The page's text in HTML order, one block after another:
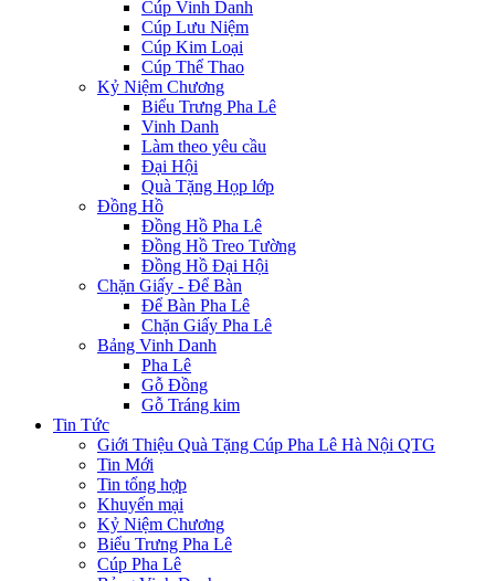
Cúp Vinh Danh
Cúp Lưu Niệm
Cúp Kim Loại
Cúp Thể Thao
Kỷ Niệm Chương
Biểu Trưng Pha Lê
Vinh Danh
Làm theo yêu cầu
Đại Hội
Quà Tặng Họp lớp
Đồng Hồ
Đồng Hồ Pha Lê
Đồng Hồ Treo Tường
Đồng Hồ Đại Hội
Chặn Giấy - Để Bàn
Để Bàn Pha Lê
Chặn Giấy Pha Lê
Bảng Vinh Danh
Pha Lê
Gỗ Đồng
Gỗ Tráng kim
Tin Tức
Giới Thiệu Quà Tặng Cúp Pha Lê Hà Nội QTG
Tin Mới
Tin tổng hợp
Khuyến mại
Kỷ Niệm Chương
Biểu Trưng Pha Lê
Cúp Pha Lê